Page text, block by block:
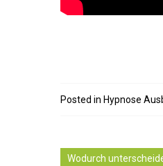
Posted in Hypnose
Wodurch